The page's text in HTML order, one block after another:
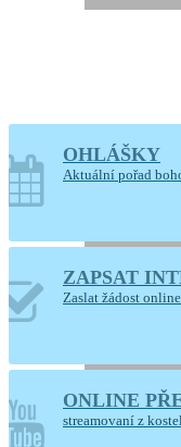
OHLÁŠKY
Aktuální pořad
ZAPSAT
Zaslat žádost online
ONLINE
streamovaní z